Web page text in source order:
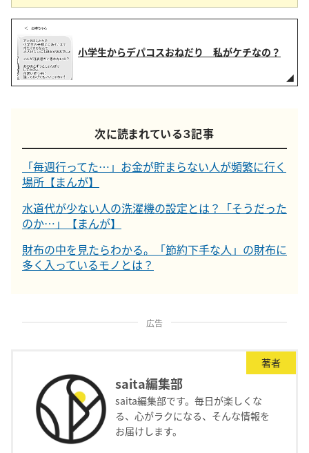
小学生からデパコスおねだり 私がケチなの？
次に読まれている３記事
「毎週行ってた…」お金が貯まらない人が頻繁に行く
場所【まんが】
水道代が少ない人の洗濯機の設定とは？「そうだった
のか…」【まんが】
財布の中を見たらわかる。「節約下手な人」の財布に
多く入っているモノとは？
広告
著者
saita編集部
saita編集部です。毎日が楽しくな
る、心がラクになる、そんな情報を
お届けします。